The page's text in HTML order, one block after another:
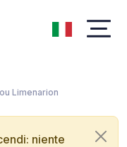
Limenarion
niente